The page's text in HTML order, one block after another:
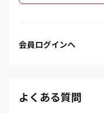
会員ログインへ
よくある質問